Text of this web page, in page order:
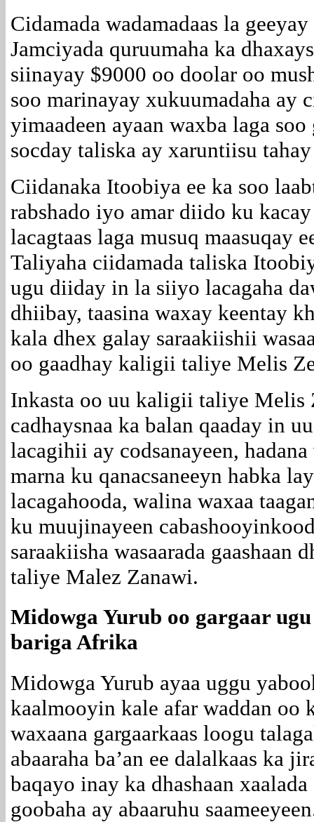
Cidamada wadamadaas la
Jamciyada quruumaha ka
siinayay $9000 oo doolar oo
soo marinayay xukuumadaha ay
yimaadeen ayaan waxba laga
socday taliska ay xaruntiisu
Ciidanaka Itoobiya ee ka soo
rabshado iyo amar diido ku
lacagtaas laga musuq maasuqay
Taliyaha ciidamada taliska
ugu diiday in la siiyo lacagaha
dhiibay, taasina waxay keentay
kala dhex galay saraakiishii
oo gaadhay kaligii taliye Melis
Inkasta oo uu kaligii taliye Melis
cadhaysnaa ka balan qaaday in
lacagihii ay codsanayeen,
marna ku qanacsaneeyn habka
lacagahooda, walina waxaa
ku muujinayeen
saraakiisha wasaarada
taliye Malez Zanawi.
Midowga Yurub oo gargaar
bariga Afrika
Midowga Yurub ayaa uggu
kaalmooyin kale afar waddan oo
waxaana gargaarkaas loogu
abaaraha ba’an ee dalalkaas ka
baqayo inay ka dhashaan
goobaha ay abaaruhu